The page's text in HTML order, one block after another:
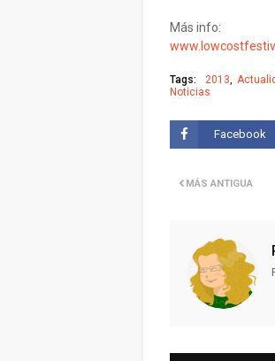
Más info:
Tags: 2013
Noticias
Facebook
MÁS ANTIGUA